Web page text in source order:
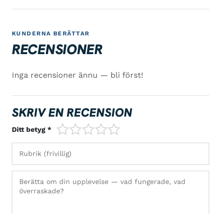
KUNDERNA BERÄTTAR
RECENSIONER
Inga recensioner ännu — bli först!
SKRIV EN RECENSION
Ditt betyg * 1/5 2/53/54/5